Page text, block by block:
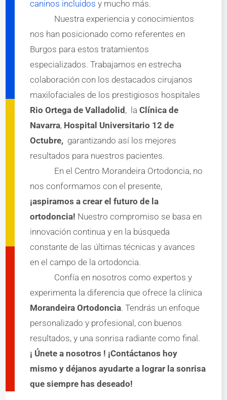
con
un
perso
nal
cualifi
cado
y
cerca
que
te
aseso
ra y
duran
te
todo
el
so. El
trato
ha
sido
ente y
estoy
muy
satisf
con el
result
caninos incluidos y mucho más.
Nuestra experiencia y conocimientos
nos han posicionado como referentes en
Burgos para estos tratamientos
especializados. Trabajamos en estrecha
colaboración con los destacados cirujanos
maxilofaciales de los prestigiosos hospitales
Rio Ortega de Valladolid, laClínica de
Navarra, Hospital Universitario 12 de
Octubre, garantizando así los mejores
resultados para nuestros pacientes.
En el Centro Morandeira Ortodoncia, no
nos conformamos con el presente,
¡aspiramos a crear el futuro de la
ortodoncia! Nuestro compromiso se basa en
innovación continua y en la búsqueda
constante de las últimas técnicas y avances
en el campo de la ortodoncia.
Confía en nosotros como expertos y
experimenta la diferencia que ofrece la clínica
Morandeira Ortodoncia. Tendrás un enfoque
personalizado y profesional, con buenos
resultados, y una sonrisa radiante como final.
¡ Únete a nosotros ! ¡Contáctanos hoy
mismo y déjanos ayudarte a lograr la sonrisa
que siempre has deseado!